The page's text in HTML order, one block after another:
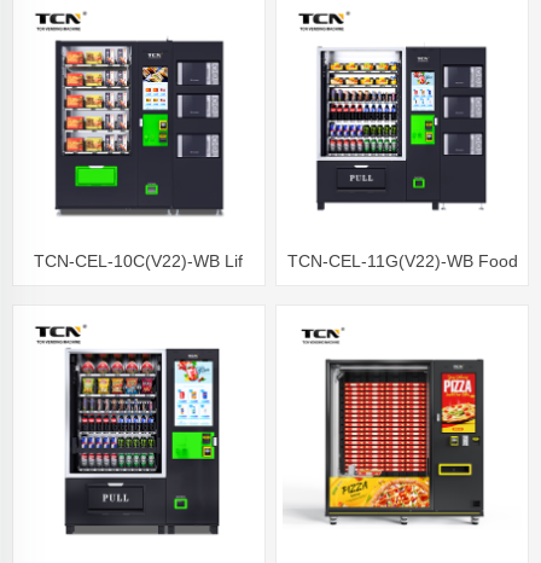
Makanan Panas Sejukkan
pada -18 C
TCN-CEL-10C(V22)-WB Lif
Sihat pemanasan gelombang
mikro
TCN-CEL-11G(V22)-WB Food
gelombang mikro